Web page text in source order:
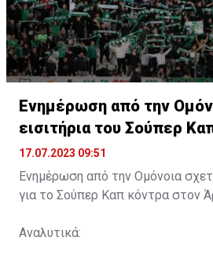
Ενημέρωση από την
εισιτήρια του Σούπερ
17.07.2023 09:51
Ενημέρωση από την Ομόνοια
για το Σούπερ Καπ κόντρα στον
Αναλυτικά: